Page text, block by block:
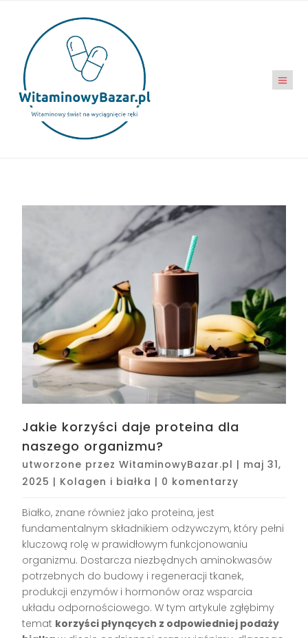
Jakie korzyści daje proteina dla
naszego organizmu?
utworzone przezWitaminowyBazar.pl | maj 31,
2025 | Kolagen i białka | 0 komentarzy
Białko, znane również jako proteina, jest
fundamentalnym składnikiem odżywczym, który pełni
kluczową rolę w prawidłowym funkcjonowaniu
organizmu. Dostarcza niezbędnych aminokwasów
potrzebnych do budowy i regeneracji tkanek,
produkcji enzymów i hormonów oraz wsparcia
układu odpornościowego. W tym artykule zgłębimy
temat korzyści płynących z odpowiedniej podaży